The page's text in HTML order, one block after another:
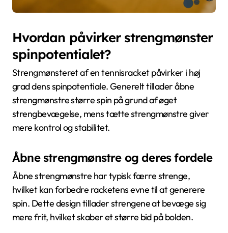
Hvordan påvirker strengmønster
spinpotentialet?
Strengmønsteret af en tennisracket påvirker i høj
grad dens spinpotentiale. Generelt tillader åbne
strengmønstre større spin på grund af øget
strengbevægelse, mens tætte strengmønstre giver
mere kontrol og stabilitet.
Åbne strengmønstre og deres fordele
Åbne strengmønstre har typisk færre strenge,
hvilket kan forbedre racketens evne til at generere
spin. Dette design tillader strengene at bevæge sig
mere frit, hvilket skaber et større bid på bolden.